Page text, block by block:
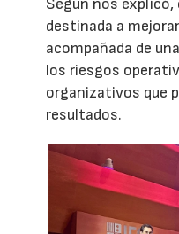
Según nos
destinada a
acompañada de
los riesgos
organizativos que
resultados.